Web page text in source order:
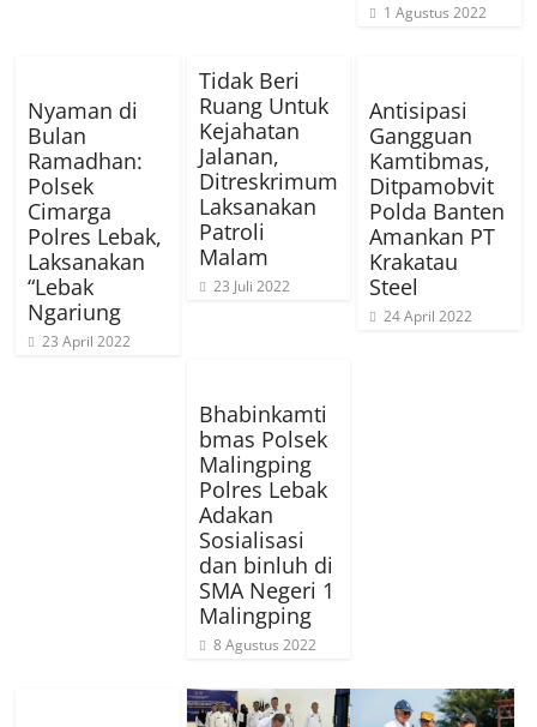
1 Agustus 2022
Nyaman di
Bulan
Ramadhan:
Polsek
Cimarga
Polres Lebak,
Laksanakan
“Lebak
Ngariung
23 April 2022
Tidak Beri
Ruang Untuk
Kejahatan
Jalanan,
Ditreskrimum
Laksanakan
Patroli
Malam
23 Juli 2022
Antisipasi
Gangguan
Kamtibmas,
Ditpamobvit
Polda Banten
Amankan PT
Krakatau
Steel
24 April 2022
Bhabinkamti
bmas Polsek
Malingping
Polres Lebak
Adakan
Sosialisasi
dan binluh di
SMA Negeri 1
Malingping
8 Agustus 2022